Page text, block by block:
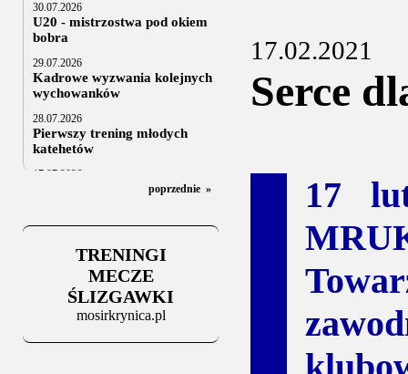
30.07.2026
U20 - mistrzostwa pod okiem
bobra
29.07.2026
Kadrowe wyzwania kolejnych
wychowanków
28.07.2026
Pierwszy trening młodych
katehetów
17.07.2026
U20: z kraju i z zagranicy
Za trzy tygodnie na lód
06.07.2025
Stowarzyszenie po Walnym
poprzednie »
TRENINGI
MECZE
ŚLIZGAWKI
mosirkrynica.pl
17.02.2021
Serce
17